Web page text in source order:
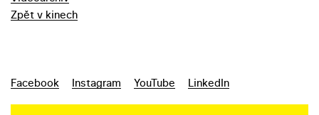
Zpět v kinech
Facebook Instagram YouTube LinkedIn